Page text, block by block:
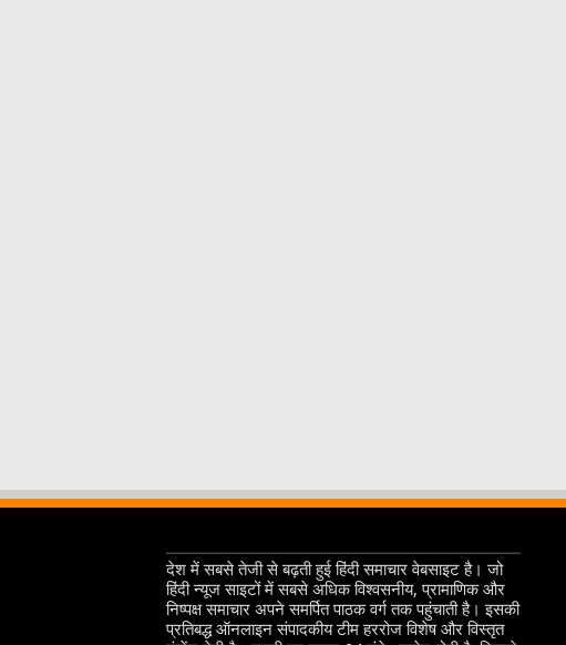
देश में सबसे तेजी से बढ़ती हुई हिंदी समाचार वेबसाइट है। जो
हिंदी न्यूज साइटों में सबसे अधिक विश्वसनीय, प्रामाणिक और
निष्पक्ष समाचार अपने समर्पित पाठक वर्ग तक पहुंचाती है। इसकी
प्रतिबद्ध ऑनलाइन संपादकीय टीम हररोज विशेष और विस्तृत